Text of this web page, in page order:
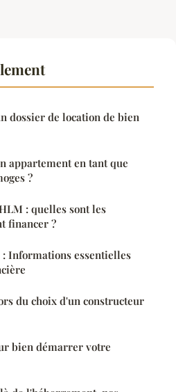
dossier de location de bien
appartement en tant que
?
: quelles sont les
financer ?
Informations essentielles
du choix d'un constructeur
bien démarrer votre